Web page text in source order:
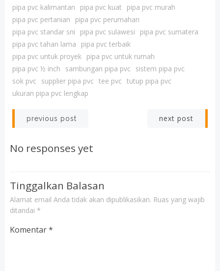
pipa pvc kalimantan
pipa pvc kuat
pipa pvc murah
pipa pvc pertanian
pipa pvc perumahan
pipa pvc standar sni
pipa pvc sulawesi
pipa pvc sumatera
pipa pvc tahan lama
pipa pvc terbaik
pipa pvc untuk proyek pipa pvc untuk rumah
pipa pvc ½ inch
sambungan pipa pvc
sistem pipa pvc
sok pvc
supplier pipa pvc tee pvc tutup pipa pvc
ukuran pipa pvc lengkap
Post
navigation
previous post next post
No responses yet
Tinggalkan Balasan
Alamat email Anda tidak akan dipublikasikan. Ruas yang wajib
ditandai *
Komentar*